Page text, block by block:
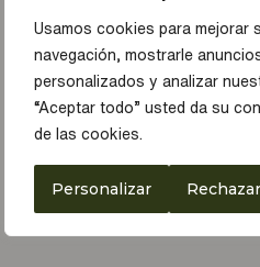
Usamos cookies para mejorar
navegación, mostrarle
personalizados y analizar
“Aceptar todo” usted da su
de las cookies.
Personalizar